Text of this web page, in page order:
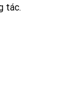
tác.